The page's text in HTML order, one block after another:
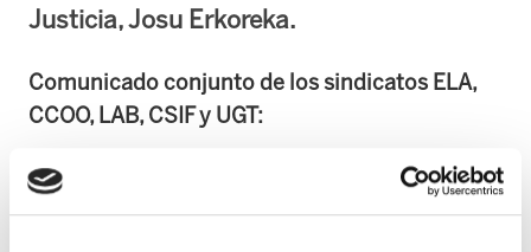
Justicia, Josu Erkoreka.
Comunicado conjunto de los sindicatos ELA,
CCOO, LAB, CSIF y UGT:
La Administración de Justicia es un servicio
público esencial, y como tal no puede